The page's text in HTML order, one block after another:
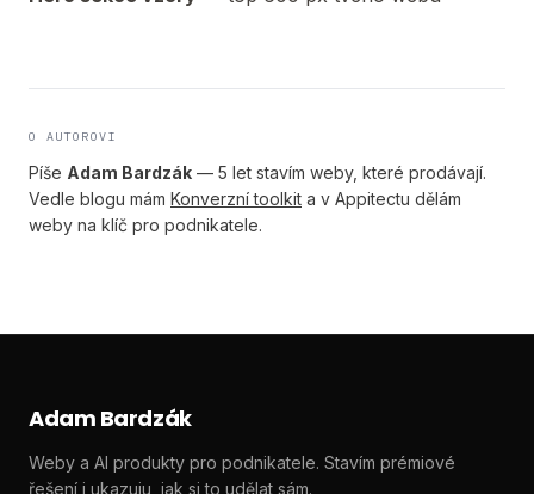
O AUTOROVI
Píše Adam Bardzák — 5 let stavím weby, které prodávají.
Vedle blogu mám Konverzní toolkit a v Appitectu dělám
weby na klíč pro podnikatele.
Adam Bardzák
Weby a AI produkty pro podnikatele. Stavím prémiové
řešení i ukazuju, jak si to udělat sám.